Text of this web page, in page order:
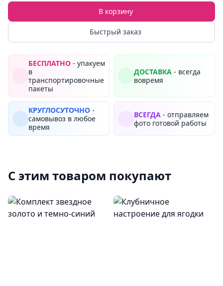
В корзину
Быстрый заказ
БЕСПЛАТНО - упакуем
в
транспортировочные
пакеты
ДОСТАВКА - всегда
вовремя
КРУГЛОСУТОЧНО -
самовывоз в любое
время
ВСЕГДА - отправляем
фото готовой работы
С этим товаром покупают